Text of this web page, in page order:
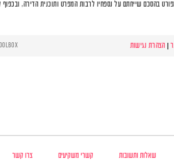
בהסכם שייחתם על נספחיו לרבות המפרט ותוכנית הדירה, ובכפוף
| הצהרת נגישות
שאלות ותשובות קשרי משקיעים צרו קשר